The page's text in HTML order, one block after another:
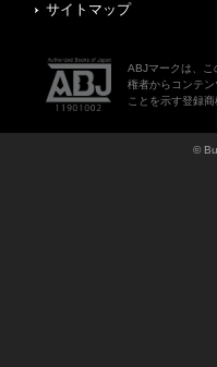
サイトマップ
ABJマークは、こ
権者からコンテ
ことを示す登録
©